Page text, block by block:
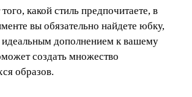
какой стиль предпочитаете, в
вы обязательно найдете юбку,
идеальным дополнением к вашему
создать множество
образов.